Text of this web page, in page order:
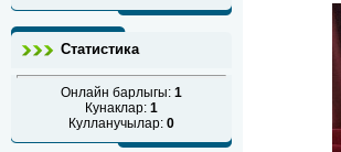
Статистика
Онлайн барлыгы: 1
Кунаклар: 1
Кулланучылар: 0